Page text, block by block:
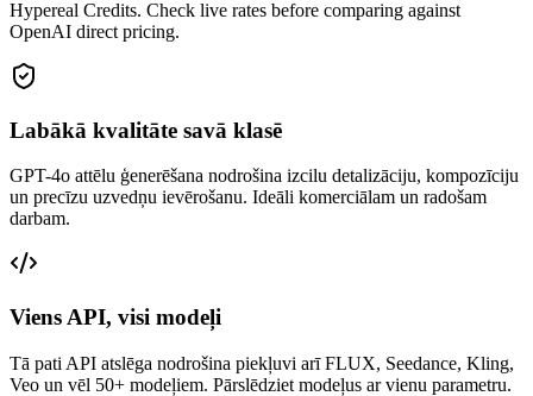
Hypereal Credits. Check live rates before comparing against
OpenAI direct pricing.
Labākā kvalitāte savā klasē
GPT-4o attēlu ģenerēšana nodrošina izcilu detalizāciju, kompozīciju
un precīzu uzvedņu ievērošanu. Ideāli komerciālam un radošam
darbam.
Viens API, visi modeļi
Tā pati API atslēga nodrošina piekļuvi arī FLUX, Seedance, Kling,
Veo un vēl 50+ modeļiem. Pārslēdziet modeļus ar vienu parametru.